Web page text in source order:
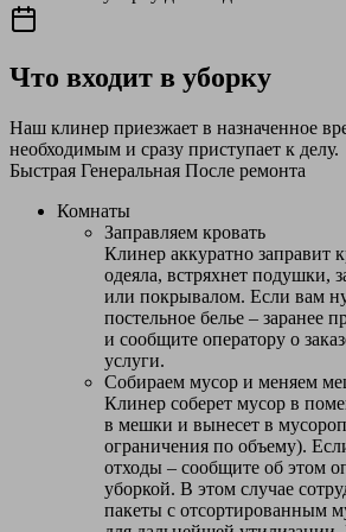
Что входит в уборку
Наш клинер приезжает в назначенное
необходимым и сразу приступает к делу.
Быстрая Генеральная После ремонта
Комнаты
Заправляем кровать
Клинер аккуратно заправит
одеяла, встряхнет подушки,
или покрывалом. Если вам
постельное белье – заранее
и сообщите оператору о
услуги.
Собираем мусор и меняем
Клинер соберет мусор в
в мешки и вынесет в
ограничения по объему).
отходы – сообщите об этом
уборкой. В этом случае
пакеты с отсортированным